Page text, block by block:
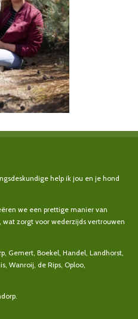
help ik jou en je hond
we een prettige manier van
zorgt voor wederzijds vertrouwen
Gemert, Boekel, Handel, Landhorst,
Wanroij, de Rips, Oploo,